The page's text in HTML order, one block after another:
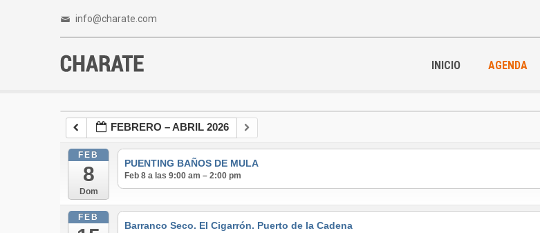
info@charate.com
INICIO AGENDA
FEBRERO – ABRIL 2026
FEB
8
Dom
PUENTING BAÑOS DE MULA
Feb 8 a las 9:00 am – 2:00 pm
FEB
Barranco Seco. El Cigarrón. Puerto de la Cadena